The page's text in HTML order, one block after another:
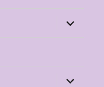
öffnen